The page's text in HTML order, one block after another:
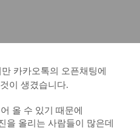
카카오톡의 오픈채팅에
이 생겼습니다.
올 수 있기 때문에
을 올리는 사람들이 많은데